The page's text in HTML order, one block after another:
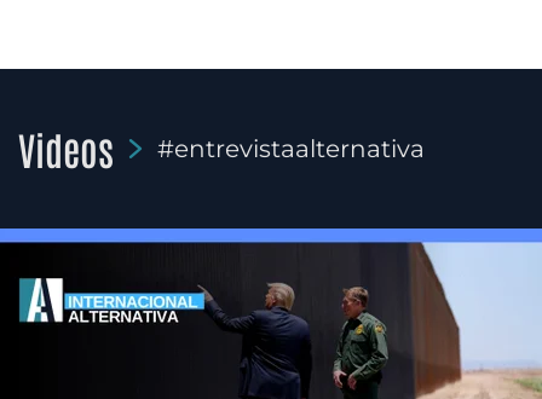
Videos #entrevistaalternativa